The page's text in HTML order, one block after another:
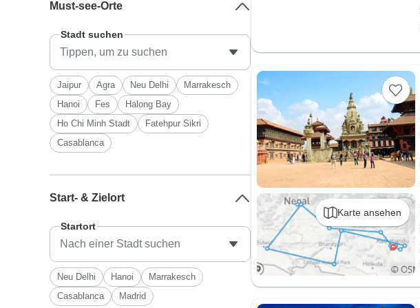
Karte ansehen
Must-see-Orte
Stadt suchen
Jaipur Agra Neu Delhi
Marrakesch
Hanoi
Fes
Halong Bay
Ho Chi Minh Stadt
Fatehpur Sikri
Casablanca
Start- & Zielort
Startort
Neu Delhi Hanoi
Marrakesch
Casablanca
Madrid